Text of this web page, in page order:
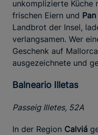
unkomplizierte Küche
frischen Eiern und
Landbrot der Insel,
verlangsamen. Wer
Geschenk auf
ausgezeichnete und
Balneario Illetas
Passeig Illetes, 52A
In der Region Calviá